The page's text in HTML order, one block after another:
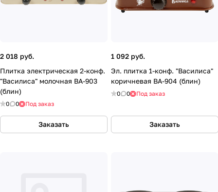
2 018 руб.
Плитка электрическая 2-конф.
"Василиса" молочная ВА-903
(блин)
0 0 Под заказ
Заказать
1 092 руб.
Эл. плитка 1-конф. "Василиса"
коричневая ВА-904 (блин)
0 0 Под заказ
Заказать